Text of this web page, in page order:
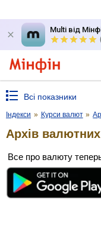
Multi від
Всі показники
Індекси » Курси валют »
Архів валютних
Все про валюту